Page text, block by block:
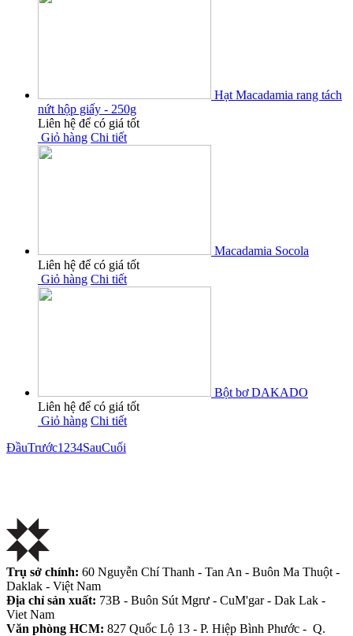
Hạt Macadamia rang tách
nứt hộp giấy - 250g
Liên hệ để có giá tốt
Giỏ hàng Chi tiết
Macadamia Socola
Liên hệ để có giá tốt
Giỏ hàng Chi tiết
Bột bơ DAKADO
Liên hệ để có giá tốt
Giỏ hàng Chi tiết
ĐầuTrước1 234SauCuối
Trụ sở chính: 60 Nguyễn Chí Thanh - Tan An - Buôn Ma Thuột -
Daklak - Việt Nam
Địa chỉ sản xuất: 73B - Buôn Sút Mgrư - CuM'gar - Dak Lak -
Viet Nam
Văn phòng HCM: 827 Quốc Lộ 13 - P. Hiệp Bình Phước - Q.